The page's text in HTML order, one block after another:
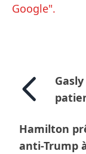
Google".
Hamilton
anti-Trump